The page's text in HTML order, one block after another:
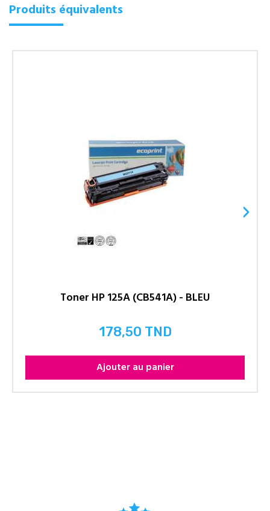
Produits équivalents
Toner HP 125A (CB541A) - BLEU
Prix
178,50 TND
Ajouter au panier
›